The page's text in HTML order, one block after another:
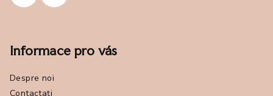
Informace pro vás
Despre noi
Contactați